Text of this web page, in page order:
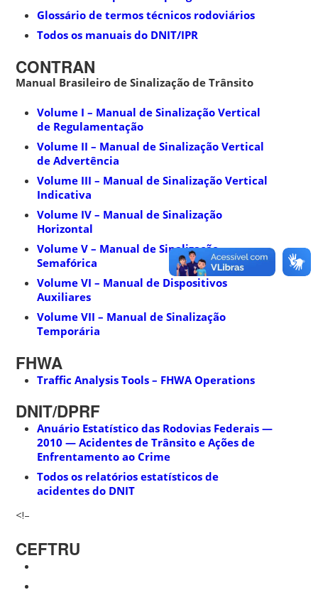
Glossário de termos técnicos rodoviários
Todos os manuais do DNIT/IPR
CONTRAN
Manual Brasileiro de Sinalização de Trânsito
Volume I – Manual de Sinalização Vertical
de Regulamentação
Volume II – Manual de Sinalização Vertical
de Advertência
Volume III – Manual de Sinalização Vertical
Indicativa
Volume IV – Manual de Sinalização
Horizontal
Volume V – Manual de Sinalização
Semafórica
Volume VI – Manual de Dispositivos
Auxiliares
Volume VII – Manual de Sinalização
Temporária
FHWA
Traffic Analysis Tools – FHWA Operations
DNIT/DPRF
Anuário Estatístico das Rodovias Federais —
2010 — Acidentes de Trânsito e Ações de
Enfrentamento ao Crime
Todos os relatórios estatísticos de
acidentes do DNIT
<!–
CEFTRU